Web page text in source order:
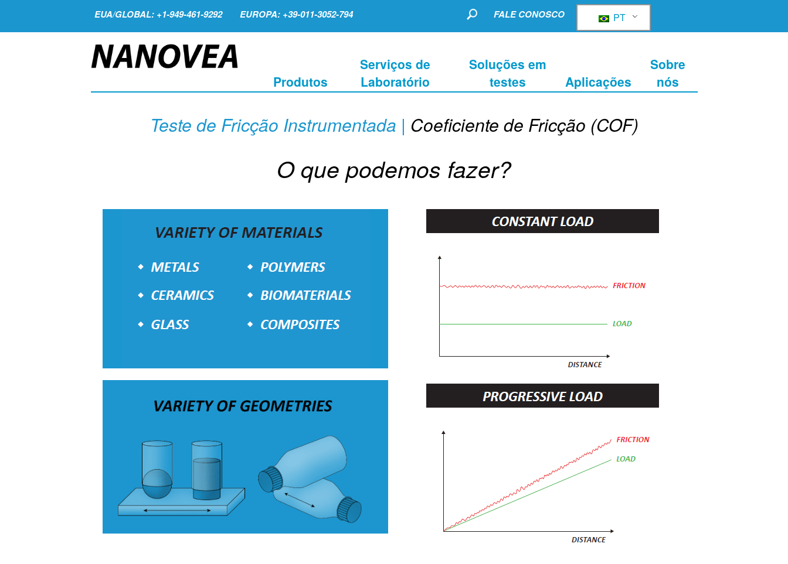
EUA/GLOBAL: +1-949-461-9292 EUROPA: +39-011-3052-794 PT
FALE CONOSCO
Produtos
Serviços de
Laboratório
Soluções em
testes
Aplicações
Sobre
nós
Teste de Fricção Instrumentada | Coeficiente de Fricção (COF)
O que podemos fazer?